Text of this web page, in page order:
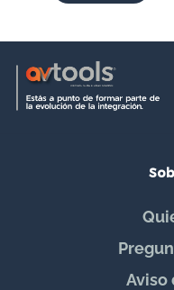
Aviso